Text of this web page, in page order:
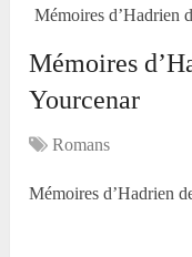
Mémoires d’Hadrien
Mémoires
Yourcenar
Romans
Mémoires d’Hadrien